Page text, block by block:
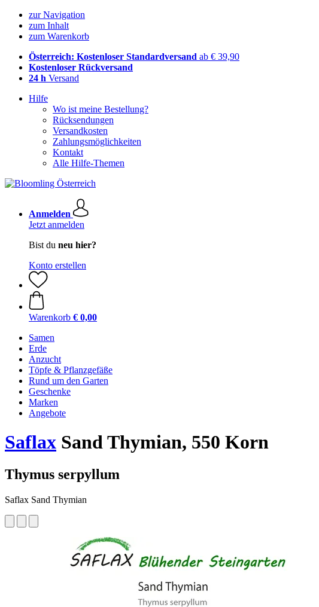
zur Navigation
zum Inhalt
zum Warenkorb
Österreich: Kostenloser Standardversand ab € 39,90
Kostenloser Rückversand
24 h Versand
Hilfe
Wo ist meine Bestellung?
Rücksendungen
Versandkosten
Zahlungsmöglichkeiten
Kontakt
Alle Hilfe-Themen
Anmelden
Jetzt anmelden
Bist du neu hier?
Konto erstellen
Warenkorb € 0,00
Samen
Erde
Anzucht
Töpfe & Pflanzgefäße
Rund um den Garten
Geschenke
Marken
Angebote
Saflax Sand Thymian, 550 Korn
Thymus serpyllum
Saflax Sand Thymian